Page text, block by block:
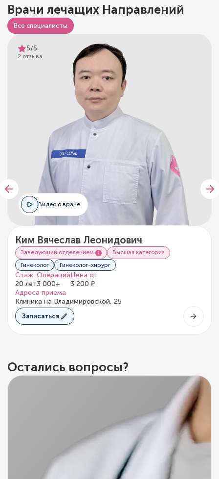
Врачи лечащих Направлений
Все специалисты
5/5
2 отзыва
Видео о враче
Ким Вячеслав Леонидович
Заведующий отделением
Высшая категория
Гинеколог
Гинеколог-хирург
Стаж
20 лет
Операций
3 000+
Цена от
3 200 ₽
Адреса приема
Клиника на Владимировской, 25
Записаться
Остались вопросы?